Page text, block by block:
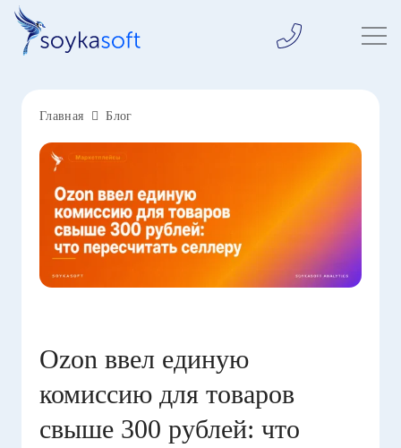
Главная Блог
Ozon ввел единую
комиссию для товаров
свыше 300 рублей: что